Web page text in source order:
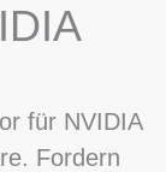
für NVIDIA
Fordern